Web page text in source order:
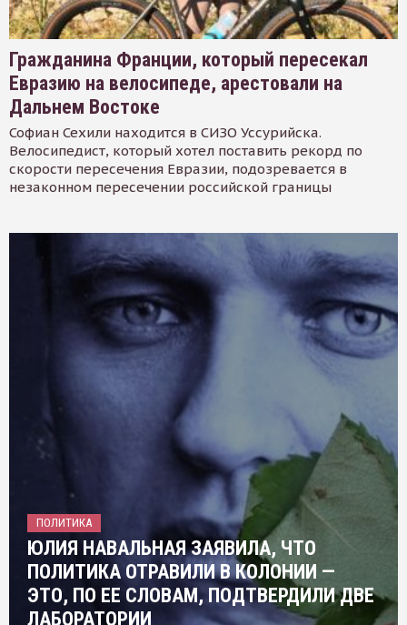
Гражданина Франции, который пересекал
Евразию на велосипеде, арестовали на
Дальнем Востоке
Софиан Сехили находится в СИЗО Уссурийска.
Велосипедист, который хотел поставить рекорд по
скорости пересечения Евразии, подозревается в
незаконном пересечении российской границы
ПОЛИТИКА
ЮЛИЯ НАВАЛЬНАЯ ЗАЯВИЛА, ЧТО
ПОЛИТИКА ОТРАВИЛИ В КОЛОНИИ —
ЭТО, ПО ЕЕ СЛОВАМ, ПОДТВЕРДИЛИ ДВЕ
ЛАБОРАТОРИИ